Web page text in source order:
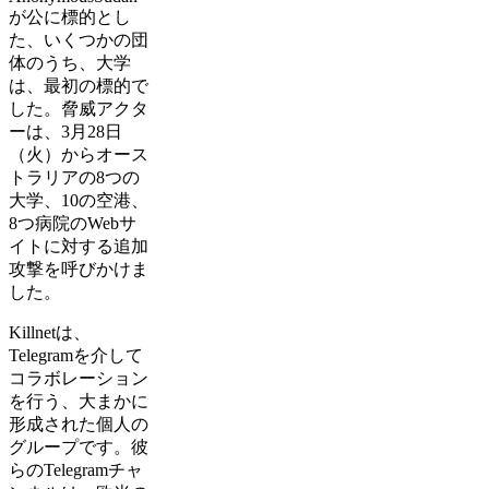
が公に標的とし
た、いくつかの団
体のうち、大学
は、最初の標的で
した。脅威アクタ
ーは、3月28日
（火）からオース
トラリアの8つの
大学、10の空港、
8つ病院のWebサ
イトに対する追加
攻撃を呼びかけま
した。
Killnetは、
Telegramを介して
コラボレーション
を行う、大まかに
形成された個人の
グループです。彼
らのTelegramチャ